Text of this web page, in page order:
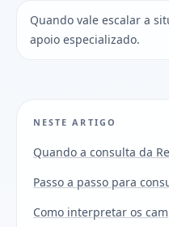
Quando vale escalar a
apoio especializado.
NESTE ARTIGO
Quando a consulta da
Passo a passo para
Como interpretar os